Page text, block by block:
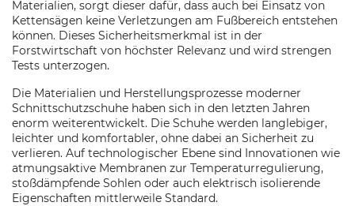
Materialien, sorgt dieser dafür, dass auch bei Einsatz von
Kettensägen keine Verletzungen am Fußbereich entstehen
können. Dieses Sicherheitsmerkmal ist in der
Forstwirtschaft von höchster Relevanz und wird strengen
Tests unterzogen.
Die Materialien und Herstellungsprozesse moderner
Schnittschutzschuhe haben sich in den letzten Jahren
enorm weiterentwickelt. Die Schuhe werden langlebiger,
leichter und komfortabler, ohne dabei an Sicherheit zu
verlieren. Auf technologischer Ebene sind Innovationen wie
atmungsaktive Membranen zur Temperaturregulierung,
stoßdämpfende Sohlen oder auch elektrisch isolierende
Eigenschaften mittlerweile Standard.